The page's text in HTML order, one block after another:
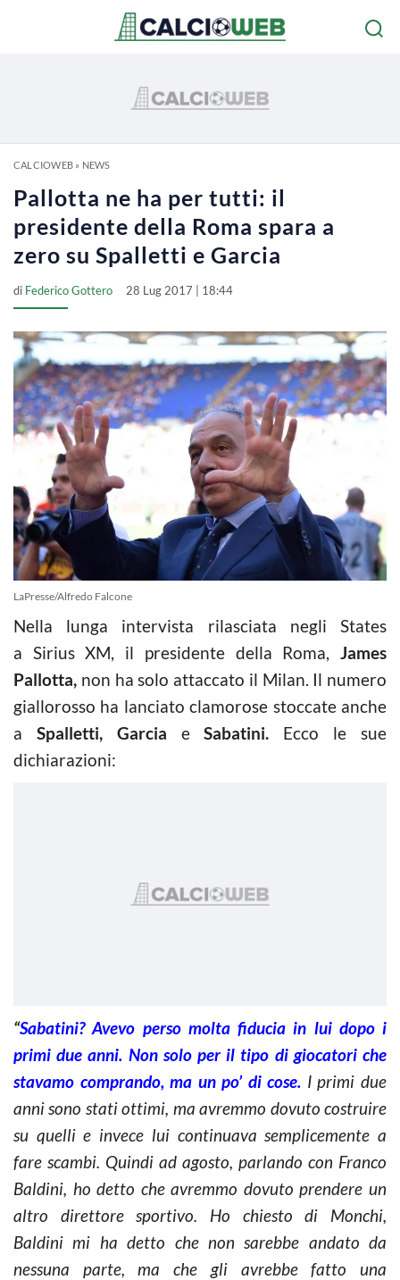
CALCIOWEB» NEWS
Pallotta ne ha per tutti: il
presidente della Roma spara a
zero su Spalletti e Garcia
di Federico Gottero 28 Lug 2017 | 18:44
LaPresse/Alfredo Falcone
Nella lunga intervista rilasciata negli States
a Sirius XM, il presidente della Roma, James
Pallotta, non ha solo attaccato il Milan. Il numero
giallorosso ha lanciato clamorose stoccate anche
a Spalletti, Garcia eSabatini. Ecco le sue
dichiarazioni:
“Sabatini? Avevo perso molta fiducia in lui dopo i
primi due anni. Non solo per il tipo di giocatori che
stavamo comprando, ma un po’ di cose. I primi due
anni sono stati ottimi, ma avremmo dovuto costruire
su quelli e invece lui continuava semplicemente a
fare scambi. Quindi ad agosto, parlando con Franco
Baldini, ho detto che avremmo dovuto prendere un
altro direttore sportivo. Ho chiesto di Monchi,
Baldini mi ha detto che non sarebbe andato da
nessuna parte, ma che gli avrebbe fatto una